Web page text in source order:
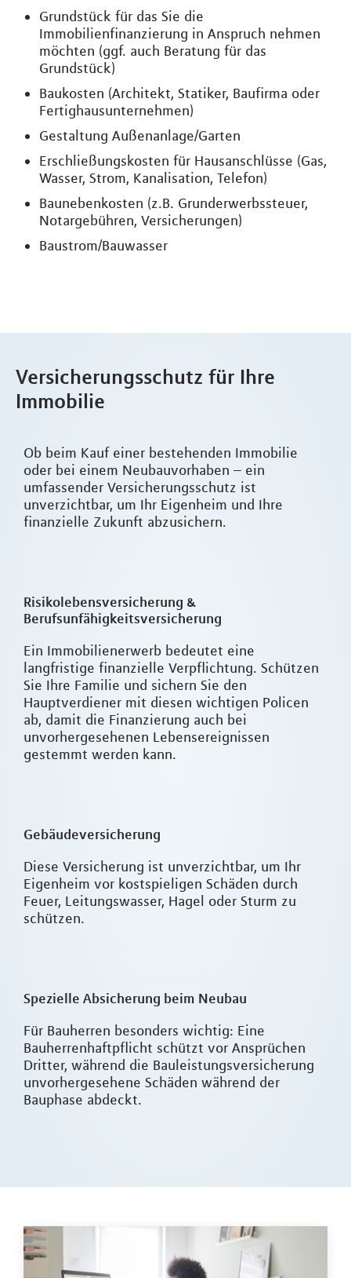
Grundstück für das Sie die
Immobilienfinanzierung in Anspruch nehmen
möchten (ggf. auch Beratung für das
Grundstück)
Baukosten (Architekt, Statiker, Baufirma oder
Fertighausunternehmen)
Gestaltung Außenanlage/Garten
Erschließungskosten für Hausanschlüsse (Gas,
Wasser, Strom, Kanalisation, Telefon)
Baunebenkosten (z.B. Grunderwerbssteuer,
Notargebühren, Versicherungen)
Baustrom/Bauwasser
Versicherungsschutz für Ihre
Immobilie
Ob beim Kauf einer bestehenden Immobilie
oder bei einem Neubauvorhaben – ein
umfassender Versicherungsschutz ist
unverzichtbar, um Ihr Eigenheim und Ihre
finanzielle Zukunft abzusichern.
Risikolebensversicherung &
Berufsunfähigkeitsversicherung
Ein Immobilienerwerb bedeutet eine
langfristige finanzielle Verpflichtung. Schützen
Sie Ihre Familie und sichern Sie den
Hauptverdiener mit diesen wichtigen Policen
ab, damit die Finanzierung auch bei
unvorhergesehenen Lebensereignissen
gestemmt werden kann.
Gebäudeversicherung
Diese Versicherung ist unverzichtbar, um Ihr
Eigenheim vor kostspieligen Schäden durch
Feuer, Leitungswasser, Hagel oder Sturm zu
schützen.
Spezielle Absicherung beim Neubau
Für Bauherren besonders wichtig: Eine
Bauherrenhaftpflicht schützt vor Ansprüchen
Dritter, während die Bauleistungsversicherung
unvorhergesehene Schäden während der
Bauphase abdeckt.